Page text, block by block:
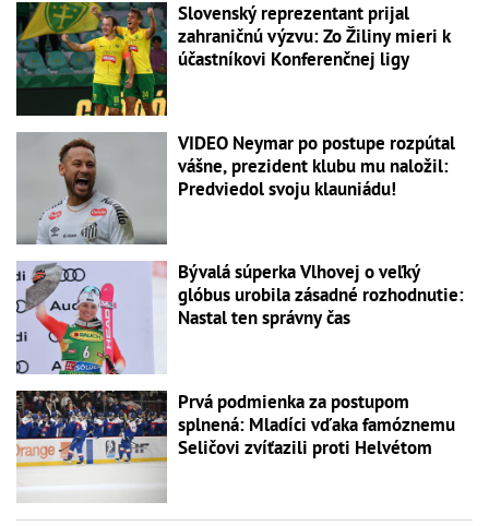
Slovenský reprezentant prijal
zahraničnú výzvu: Zo Žiliny mieri k
účastníkovi Konferenčnej ligy
VIDEO Neymar po postupe rozpútal
vášne, prezident klubu mu naložil:
Predviedol svoju klauniádu!
Bývalá súperka Vlhovej o veľký
glóbus urobila zásadné rozhodnutie:
Nastal ten správny čas
Prvá podmienka za postupom
splnená: Mladíci vďaka famóznemu
Seličovi zvíťazili proti Helvétom